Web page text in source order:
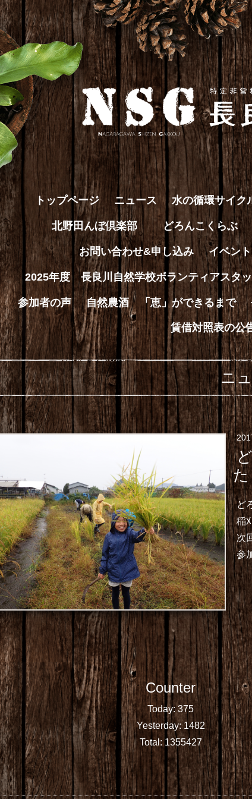
トップページ ニュース 水の循環サイク
北野田んぼ倶楽部 どろんこくらぶ
お問い合わせ&申し込み イベン
2025年度 長良川自然学校ボランティアスタッ
参加者の声 自然農酒 「恵」ができるまで
賃借対照表の公
ニ
ど
稲
次
参
Counter
Today:375
Yesterday:1482
Total:1355427